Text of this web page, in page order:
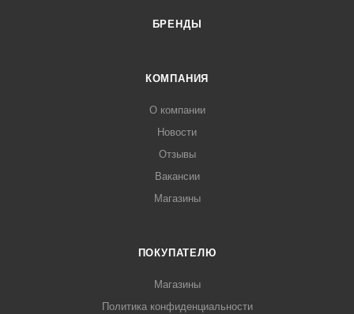
БРЕНДЫ
КОМПАНИЯ
О компании
Новости
Отзывы
Вакансии
Магазины
ПОКУПАТЕЛЮ
Магазины
Политика конфиденциальности